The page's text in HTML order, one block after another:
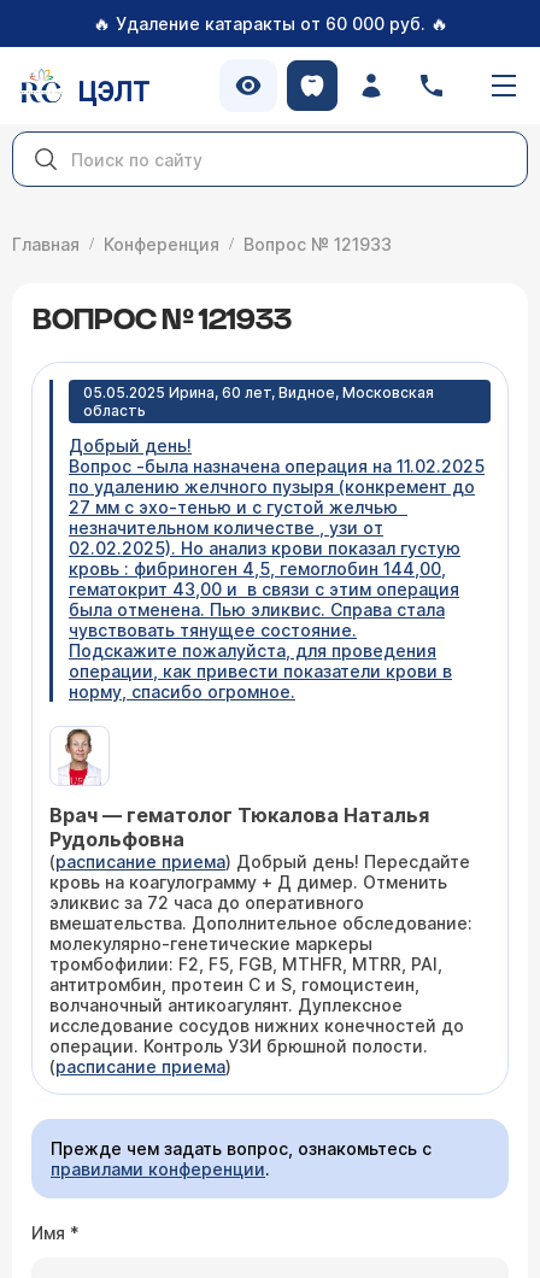
🔥 Удаление катаракты от 60 000 руб. 🔥
ЦЭЛТ
Главная Конференция Вопрос № 121933
ВОПРОС № 121933
05.05.2025 Ирина, 60 лет, Видное, Московская
область
Добрый день!
Вопрос -была назначена операция на 11.02.2025
по удалению желчного пузыря (конкремент до
27 мм с эхо-тенью и с густой желчью
незначительном количестве , узи от
02.02.2025). Но анализ крови показал густую
кровь : фибриноген 4,5, гемоглобин 144,00,
гематокрит 43,00 и в связи с этим операция
была отменена. Пью эликвис. Справа стала
чувствовать тянущее состояние.
Подскажите пожалуйста, для проведения
операции, как привести показатели крови в
норму, спасибо огромное.
Врач — гематолог Тюкалова Наталья
Рудольфовна
(расписание приема) Добрый день! Пересдайте
кровь на коагулограмму + Д димер. Отменить
эликвис за 72 часа до оперативного
вмешательства. Дополнительное обследование:
молекулярно-генетические маркеры
тромбофилии: F2, F5, FGB, MTHFR, MTRR, PAI,
антитромбин, протеин С и S, гомоцистеин,
волчаночный антикоагулянт. Дуплексное
исследование сосудов нижних конечностей до
операции. Контроль УЗИ брюшной полости.
(расписание приема)
Прежде чем задать вопрос, ознакомьтесь с
правилами конференции.
Имя *